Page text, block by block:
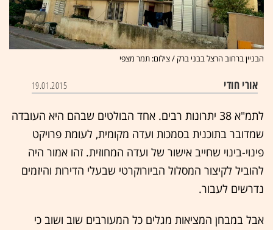
הבניין ברחוב הרצל בבני ברק / צילום: תמר מצפי
אורי חודי 19.01.2015
לתמ"א 38 יתרונות רבים. אחד הבולטים שבהם היא העובדה
שמדובר בתוכנית בסמכות ועדה מקומית, לעומת פרויקט
פינוי-בינוי שחייב אישור של ועדה המחוזית. זהו אמור היה
להוביל לקיצור המסלול הביורוקרטי שבעלי הדירות והיזמים
נדרשים לעבור.
אבל במבחן המציאות מגלים כל המעורבים שוב ושוב כי